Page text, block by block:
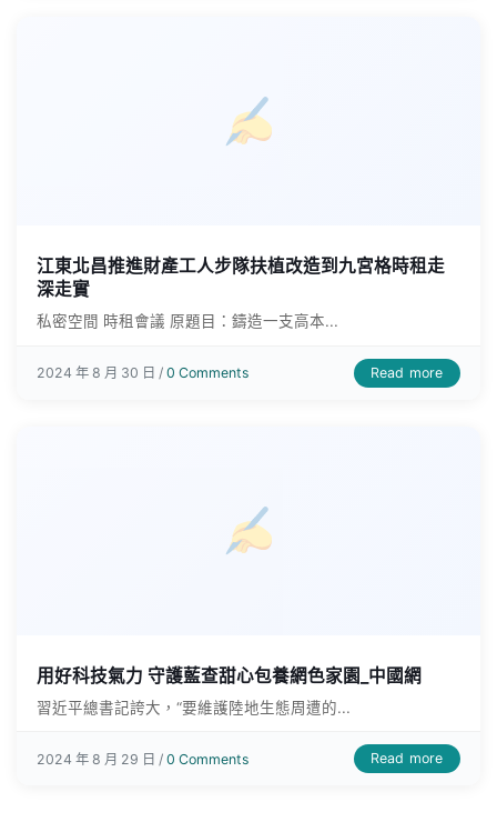
江東北昌推進財產工人步隊扶植改造到九宮格時租走
深走實
私密空間 時租會議 原題目：鑄造一支高本...
2024 年 8 月 30 日 /0 Comments Read more
用好科技氣力 守護藍查甜心包養網色家園_中國網
習近平總書記誇大，“要維護陸地生態周遭的...
2024 年 8 月 29 日 /0 Comments Read more